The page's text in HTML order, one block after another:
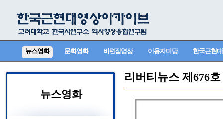
뉴스영화 문화영화 비편집영상 이용자마당 한국근현
뉴스영화
리버티뉴스 제676호